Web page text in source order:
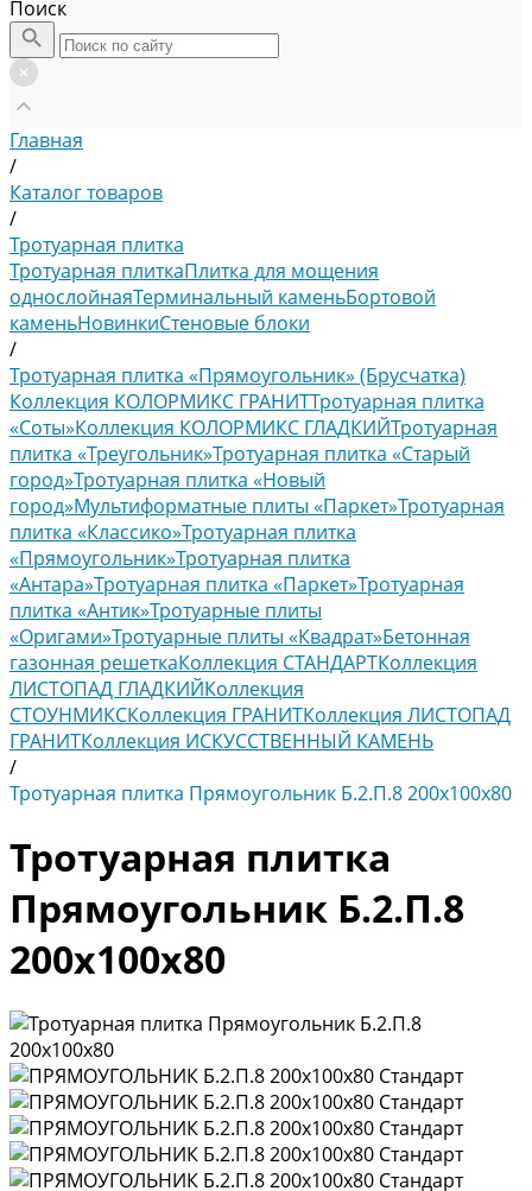
Поиск
Главная
/
Каталог товаров
/
Тротуарная плитка
Тротуарная плиткаПлитка для мощения
однослойнаяТерминальный каменьБортовой
каменьНовинкиСтеновые блоки
/
Тротуарная плитка «Прямоугольник» (Брусчатка)
Коллекция КОЛОРМИКС ГРАНИТТротуарная плитка
«Соты»Коллекция КОЛОРМИКС ГЛАДКИЙТротуарная
плитка «Треугольник»Тротуарная плитка «Старый
город»Тротуарная плитка «Новый
город»Мультиформатные плиты «Паркет»Тротуарная
плитка «Классико»Тротуарная плитка
«Прямоугольник»Тротуарная плитка
«Антара»Тротуарная плитка «Паркет»Тротуарная
плитка «Антик»Тротуарные плиты
«Оригами»Тротуарные плиты «Квадрат»Бетонная
газонная решеткаКоллекция СТАНДАРТКоллекция
ЛИСТОПАД ГЛАДКИЙКоллекция
СТОУНМИКСКоллекция ГРАНИТКоллекция ЛИСТОПАД
ГРАНИТКоллекция ИСКУССТВЕННЫЙ КАМЕНЬ
/
Тротуарная плитка Прямоугольник Б.2.П.8 200х100х80
Тротуарная плитка
Прямоугольник Б.2.П.8
200х100х80